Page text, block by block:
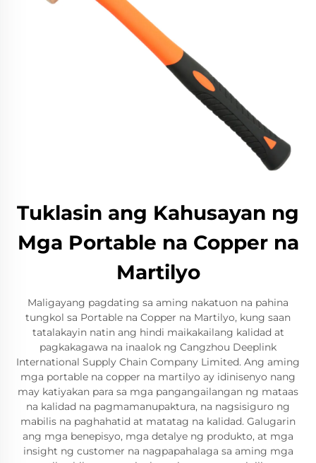
Tuklasin ang Kahusayan ng
Mga Portable na Copper na
Martilyo
Maligayang pagdating sa aming nakatuon na pahina
tungkol sa Portable na Copper na Martilyo, kung saan
tatalakayin natin ang hindi maikakailang kalidad at
pagkakagawa na inaalok ng Cangzhou Deeplink
International Supply Chain Company Limited. Ang aming
mga portable na copper na martilyo ay idinisenyo nang
may katiyakan para sa mga pangangailangan ng mataas
na kalidad na pagmamanupaktura, na nagsisiguro ng
mabilis na paghahatid at matatag na kalidad. Galugarin
ang mga benepisyo, mga detalye ng produkto, at mga
insight ng customer na nagpapahalaga sa aming mga